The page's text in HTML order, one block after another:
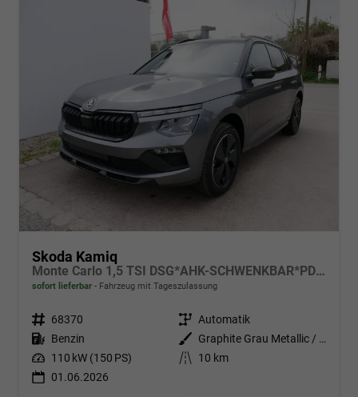
Skoda Kamiq
Monte Carlo 1,5 TSI DSG*AHK-SCHWENKBAR*PDC*MATRIX-LED*KAMERA*SHZ*17-ZOLL
sofort lieferbar Fahrzeug mit Tageszulassung
Fahrzeugnr. 68370 Getriebe Automatik
Kraftstoff Benzin Außenfarbe
Graphite Grau Metallic / Dach schwarz
Leistung 110 kW (150 PS) Kilometerstand
10 km
01.06.2026